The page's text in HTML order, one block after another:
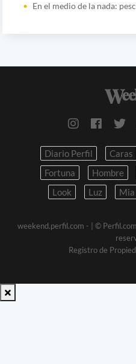
En el medio de la nada:
Diario Perfil Caras
Fortuna
Hombre
Look
Luz Mia
weekend.perfil.com -
| ©
Registro de